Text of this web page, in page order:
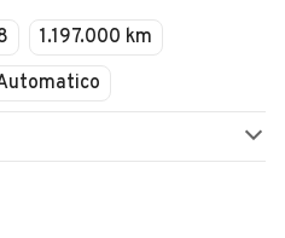
1.197.000 km